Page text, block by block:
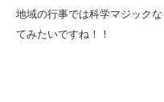
地域の行事では科学マジック
てみたいですね！！